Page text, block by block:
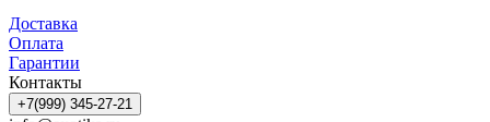
Доставка
Оплата
Гарантии
Контакты
+7(999) 345-27-21